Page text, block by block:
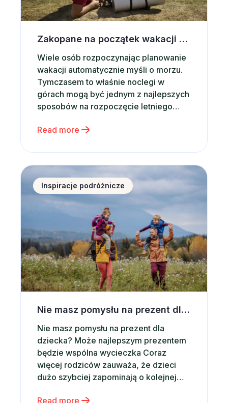
Zakopane na początek wakacji – dlaczego warto wybrać noclegi w górach?
Wiele osób rozpoczynając planowanie
wakacji automatycznie myśli o morzu.
Tymczasem to właśnie noclegi w
górach mogą być jednym z najlepszych
sposobów na rozpoczęcie letniego
krajobrazy, świeże powietrze,
aktywnego wypoczynku sprawiają, że
Zakopane od lat pozostaje jednym z
najchętniej wybieranych kierunków w
Polsce. Co ważne, Zakopane jest
miejscem, które sprawdza się […]
Read more
Nie masz pomysłu na prezent dla dziecka? Postaw
Inspiracje podróżnicze
Nie masz pomysłu na prezent dla dziecka? Postaw na wspólną wycieczkę
Nie masz pomysłu na prezent dla
dziecka? Może najlepszym prezentem
będzie wspólna wycieczka Coraz
więcej rodziców zauważa, że dzieci
dużo szybciej zapominają o kolejnej
Read more